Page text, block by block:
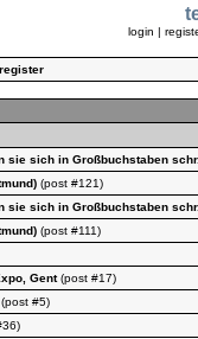
login |
register
sie sich in Großbuchstaben
(post #121)
sie sich in Großbuchstaben
(post #111)
Gent(post #17)
#5)